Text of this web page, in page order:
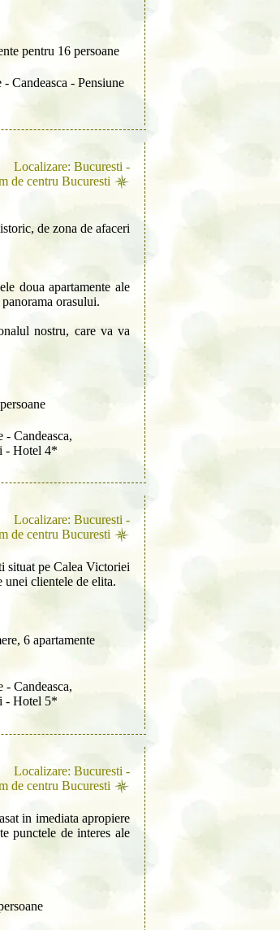
pentru 16 persoane
- Candeasca - Pensiune
Localizare: Bucuresti -
de centru Bucuresti
de zona de afaceri
doua apartamente ale
orasului.
nostru, care va va
- Candeasca,
- Hotel 4*
Localizare: Bucuresti -
de centru Bucuresti
situat pe Calea Victoriei
unei clientele de elita.
6 apartamente
- Candeasca,
- Hotel 5*
Localizare: Bucuresti -
de centru Bucuresti
in imediata apropiere
punctele de interes ale